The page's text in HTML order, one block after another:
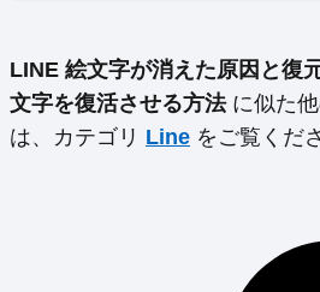
LINE 絵文字が消えた原因と復
文字を復活させる方法に似た
は、カテゴリ Line をご覧くだ